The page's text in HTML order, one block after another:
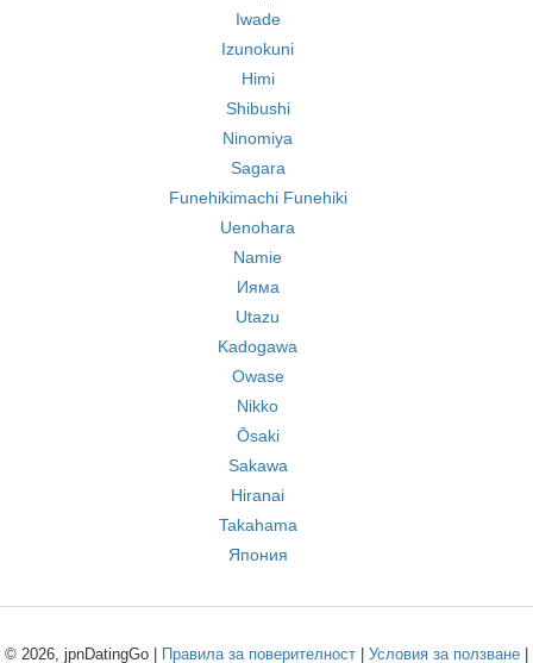
Iwade
Izunokuni
Himi
Shibushi
Ninomiya
Sagara
Funehikimachi Funehiki
Uenohara
Namie
Ияма
Utazu
Kadogawa
Owase
Nikko
Ōsaki
Sakawa
Hiranai
Takahama
Япония
© 2026, jpnDatingGo | Правила за поверителност Условия за ползване